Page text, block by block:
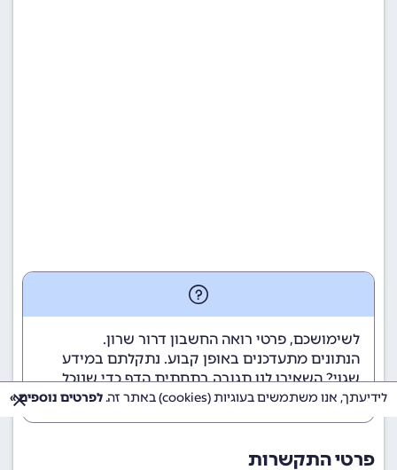
לשימושכם, פרטי רואה החשבון דרור שרון.
הנתונים מתעדכנים באופן קבוע. נתקלתם במידע
שגוי? השאירו לנו תגובה בתחתית הדף כדי שנוכל
לטפל בבעיה בהקדם.
פרטי התקשרות
לידיעתך, אנו משתמשים בעוגיות (cookies) באתר זה. לפרטים נוספים »